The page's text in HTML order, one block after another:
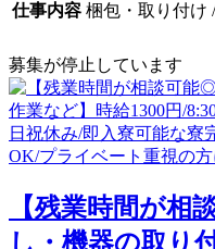
仕事内容 梱包・取り付け
募集が停止しています
【残業時間が
し・機器の取り